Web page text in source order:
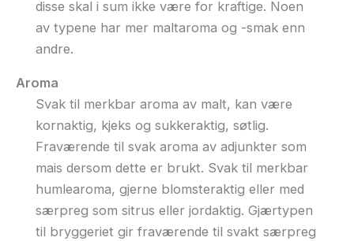
disse skal i sum ikke være for kraftige. Noen
av typene har mer maltaroma og -smak enn
andre.
Aroma
Svak til merkbar aroma av malt, kan være
kornaktig, kjeks og sukkeraktig, søtlig.
Fraværende til svak aroma av adjunkter som
mais dersom dette er brukt. Svak til merkbar
humlearoma, gjerne blomsteraktig eller med
særpreg som sitrus eller jordaktig. Gjærtypen
til bryggeriet gir fraværende til svakt særpreg